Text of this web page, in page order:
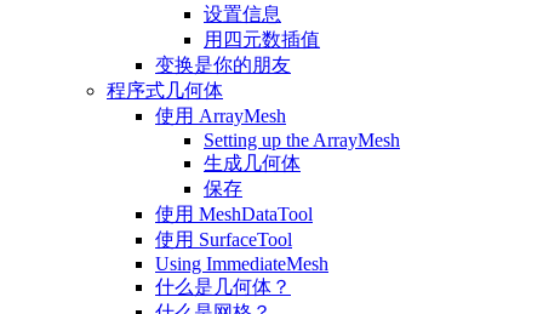
设置信息
用四元数插值
变换是你的朋友
程序式几何体
使用 ArrayMesh
Setting up the ArrayMesh
生成几何体
保存
使用 MeshDataTool
使用 SurfaceTool
Using ImmediateMesh
什么是几何体？